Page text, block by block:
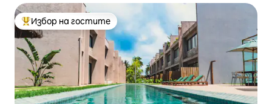
Най-популярен избор на гостите
Избор на гостите